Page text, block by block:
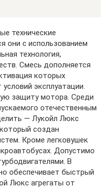
технические
они с использованием
технология,
Смесь дополняется
которых
эксплуатации.
защиту мотора. Среди
отечественным
— Лукойл Люкс
создан
Кроме легковушек
Допустимо
В
обеспечивает быстрый
Люкс агрегаты от